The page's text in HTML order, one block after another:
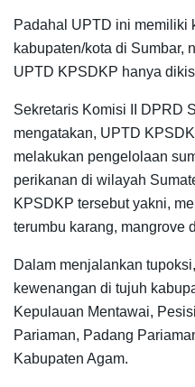
Padahal UPTD ini memiliki
kabupaten/kota di Sumbar,
UPTD KPSDKP hanya
Sekretaris Komisi II DPRD
mengatakan, UPTD
melakukan pengelolaan
perikanan di wilayah
KPSDKP tersebut yakni,
terumbu karang, mangrove
Dalam menjalankan
kewenangan di tujuh
Kepulauan Mentawai,
Pariaman, Padang
Kabupaten Agam.